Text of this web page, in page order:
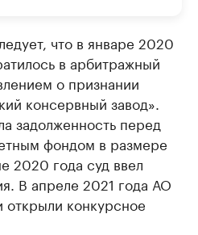
что в январе 2020
в арбитражный
о признании
консервный завод».
задолженность перед
фондом в размере
2020 года суд ввел
В апреле 2021 года АО
открыли конкурсное